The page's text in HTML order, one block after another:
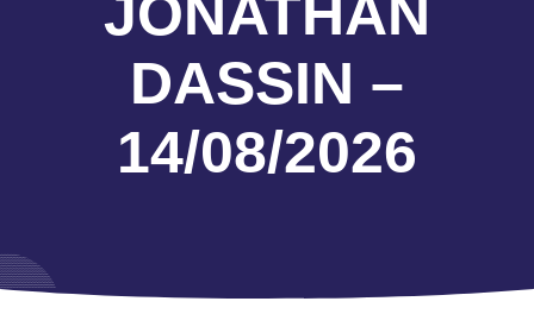
JONATHAN
DASSIN –
14/08/2026